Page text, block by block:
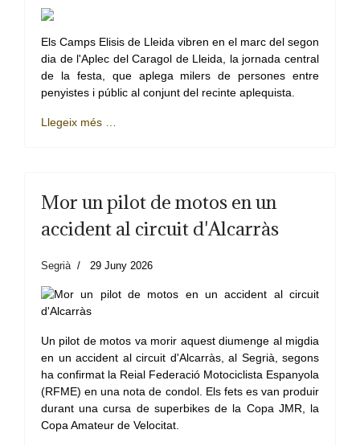
Els Camps Elisis de Lleida vibren en el marc del segon
dia de l'Aplec del Caragol de Lleida, la jornada central
de la festa, que aplega milers de persones entre
penyistes i públic al conjunt del recinte aplequista.
Llegeix més …
Mor un pilot de motos en un
accident al circuit d'Alcarràs
Segrià 29 Juny 2026
Un pilot de motos va morir aquest diumenge al migdia
en un accident al circuit d'Alcarràs, al Segrià, segons
ha confirmat la Reial Federació Motociclista Espanyola
(RFME) en una nota de condol. Els fets es van produir
durant una cursa de superbikes de la Copa JMR, la
Copa Amateur de Velocitat.